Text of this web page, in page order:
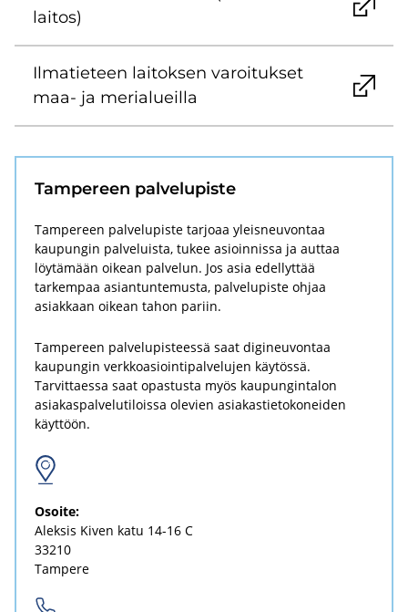
lai­tos)
Il­ma­tie­teen lai­tok­sen va­roi­tuk­set
maa- ja me­ria­lueil­la
Tam­pe­reen pal­ve­lu­pis­te
Tampereen palvelupiste tarjoaa yleisneuvontaa
kaupungin palveluista, tukee asioinnissa ja auttaa
löytämään oikean palvelun. Jos asia edellyttää
tarkempaa asiantuntemusta, palvelupiste ohjaa
asiakkaan oikean tahon pariin.
Tampereen palvelupisteessä saat digineuvontaa
kaupungin verkkoasiointipalvelujen käytössä.
Tarvittaessa saat opastusta myös kaupungintalon
asiakaspalvelutiloissa olevien asiakastietokoneiden
käyttöön.
Osoi­te:
Alek­sis Kiven katu 14-16 C
33210
Tam­pe­re